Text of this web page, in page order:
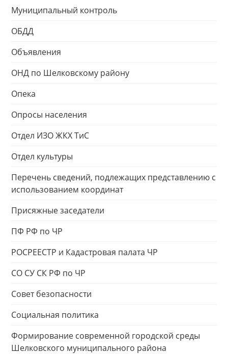
Муниципальный контроль
ОБДД
Объявления
ОНД по Шелковскому району
Опека
Опросы населения
Отдел ИЗО ЖКХ ТиС
Отдел культуры
Перечень сведений, подлежащих представлению с
использованием координат
Присяжные заседатели
ПФ РФ по ЧР
РОСРЕЕСТР и Кадастровая палата ЧР
СО СУ СК РФ по ЧР
Совет безопасности
Социальная политика
Формирование современной городской среды
Шелковского муниципального района